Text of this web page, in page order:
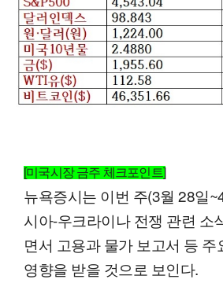
[미국시장 금주 체크포인트]
뉴욕증시는 이번 주(3월 28일
시아-우크라이나 전쟁 관련 소
면서 고용과 물가 보고서 등 주
영향을 받을 것으로 보인다.